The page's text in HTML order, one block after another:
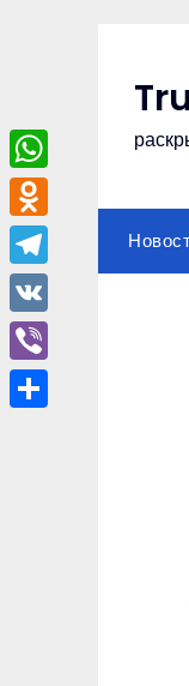
WhatsApp
Odnoklassniki
Telegram
VK
Viber